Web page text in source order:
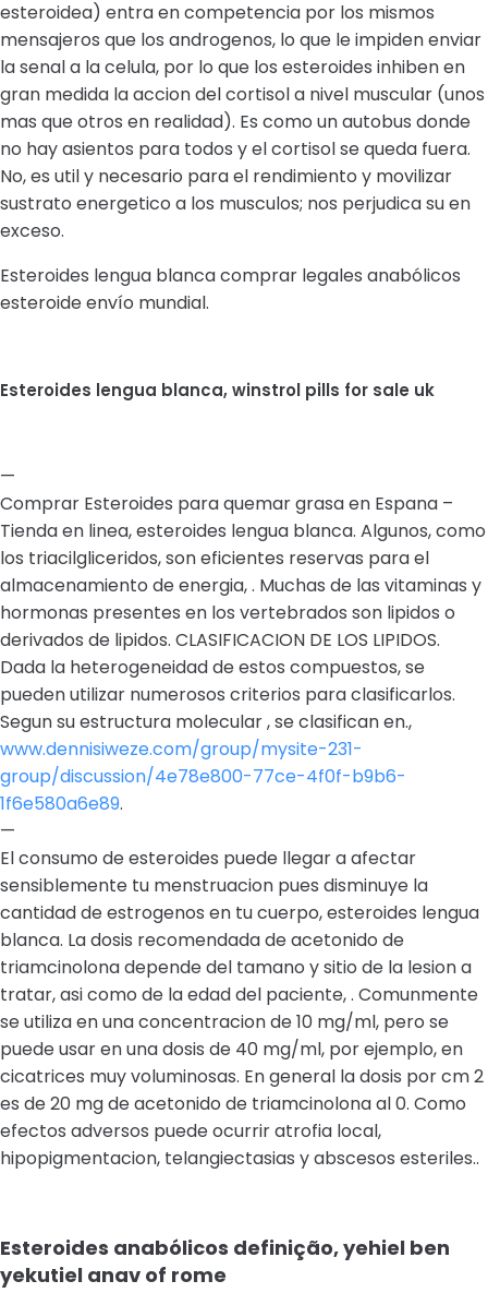
esteroidea) entra en competencia por los mismos
mensajeros que los androgenos, lo que le impiden enviar
la senal a la celula, por lo que los esteroides inhiben en
gran medida la accion del cortisol a nivel muscular (unos
mas que otros en realidad). Es como un autobus donde
no hay asientos para todos y el cortisol se queda fuera.
No, es util y necesario para el rendimiento y movilizar
sustrato energetico a los musculos; nos perjudica su en
exceso.
Esteroides lengua blanca comprar legales anabólicos
esteroide envío mundial.
Esteroides lengua blanca, winstrol pills for sale uk
—
Comprar Esteroides para quemar grasa en Espana –
Tienda en linea, esteroides lengua blanca. Algunos, como
los triacilgliceridos, son eficientes reservas para el
almacenamiento de energia, . Muchas de las vitaminas y
hormonas presentes en los vertebrados son lipidos o
derivados de lipidos. CLASIFICACION DE LOS LIPIDOS.
Dada la heterogeneidad de estos compuestos, se
pueden utilizar numerosos criterios para clasificarlos.
Segun su estructura molecular , se clasifican en.,
www.dennisiweze.com/group/mysite-231-
group/discussion/4e78e800-77ce-4f0f-b9b6-
1f6e580a6e89.
—
El consumo de esteroides puede llegar a afectar
sensiblemente tu menstruacion pues disminuye la
cantidad de estrogenos en tu cuerpo, esteroides lengua
blanca. La dosis recomendada de acetonido de
triamcinolona depende del tamano y sitio de la lesion a
tratar, asi como de la edad del paciente, . Comunmente
se utiliza en una concentracion de 10 mg/ml, pero se
puede usar en una dosis de 40 mg/ml, por ejemplo, en
cicatrices muy voluminosas. En general la dosis por cm 2
es de 20 mg de acetonido de triamcinolona al 0. Como
efectos adversos puede ocurrir atrofia local,
hipopigmentacion, telangiectasias y abscesos esteriles..
Esteroides anabólicos definição, yehiel ben
yekutiel anav of rome